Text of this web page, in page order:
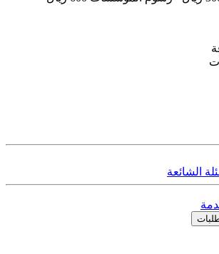
الشائعة